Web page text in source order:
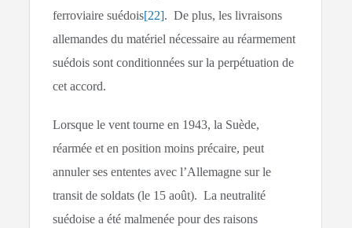
ferroviaire suédois[22]. De plus, les livraisons
allemandes du matériel nécessaire au réarmement
suédois sont conditionnées sur la perpétuation de
cet accord.
Lorsque le vent tourne en 1943, la Suède,
réarmée et en position moins précaire, peut
annuler ses ententes avec l’Allemagne sur le
transit de soldats (le 15 août). La neutralité
suédoise a été malmenée pour des raisons